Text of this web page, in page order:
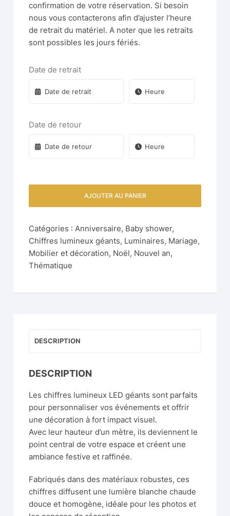
confirmation de votre réservation. Si besoin
nous vous contacterons afin d’ajuster l’heure
de retrait du matériel. A noter que les retraits
sont possibles les jours fériés.
Date de retrait
Date de retour
AJOUTER AU PANIER
Catégories : Anniversaire, Baby shower,
Chiffres lumineux géants, Luminaires, Mariage,
Mobilier et décoration, Noël, Nouvel an,
Thématique
DESCRIPTION
DESCRIPTION
Les chiffres lumineux LED géants sont parfaits
pour personnaliser vos événements et offrir
une décoration à fort impact visuel.
Avec leur hauteur d’un mètre, ils deviennent le
point central de votre espace et créent une
ambiance festive et raffinée.
Fabriqués dans des matériaux robustes, ces
chiffres diffusent une lumière blanche chaude
douce et homogène, idéale pour les photos et